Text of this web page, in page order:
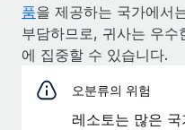
품을 제공하는 국가에서
부담하므로, 귀사는 우
에 집중할 수 있습니다.
오분류의 위험
레소토는 많은